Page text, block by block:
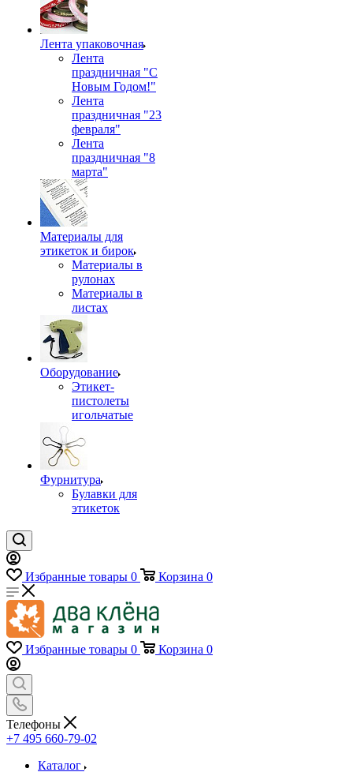
Лента упаковочная
Лента
праздничная "С
Новым Годом!"
Лента
праздничная "23
февраля"
Лента
праздничная "8
марта"
Материалы для
этикеток и бирок
Материалы в
рулонах
Материалы в
листах
Оборудование
Этикет-
пистолеты
игольчатые
Фурнитура
Булавки для
этикеток
Избранные товары 0 Корзина 0
Избранные товары 0 Корзина 0
Телефоны
+7 495 660-79-02
Каталог